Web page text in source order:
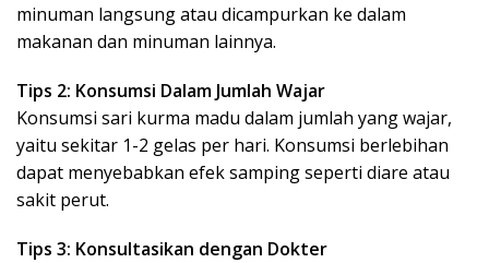
minuman langsung atau dicampurkan ke dalam
makanan dan minuman lainnya.
Tips 2: Konsumsi Dalam Jumlah Wajar
Konsumsi sari kurma madu dalam jumlah yang wajar,
yaitu sekitar 1-2 gelas per hari. Konsumsi berlebihan
dapat menyebabkan efek samping seperti diare atau
sakit perut.
Tips 3: Konsultasikan dengan Dokter